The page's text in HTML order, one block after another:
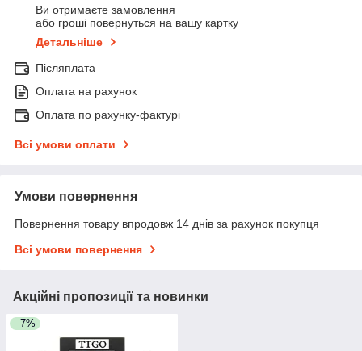
Ви отримаєте замовлення
або гроші повернуться на вашу картку
Детальніше
Післяплата
Оплата на рахунок
Оплата по рахунку-фактурі
Всі умови оплати
Умови повернення
Повернення товару впродовж 14 днів за рахунок покупця
Всі умови повернення
Акційні пропозиції та новинки
–7%